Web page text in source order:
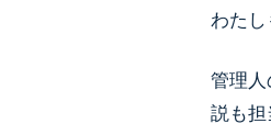
わたし
管理
説も担